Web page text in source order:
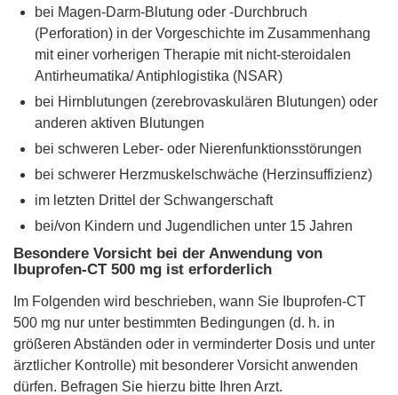
bei Magen-Darm-Blutung oder -Durchbruch
(Perforation) in der Vorgeschichte im Zusammenhang
mit einer vorherigen Therapie mit nicht-steroidalen
Antirheumatika/ Antiphlogistika (NSAR)
bei Hirnblutungen (zerebrovaskulären Blutungen) oder
anderen aktiven Blutungen
bei schweren Leber- oder Nierenfunktionsstörungen
bei schwerer Herzmuskelschwäche (Herzinsuffizienz)
im letzten Drittel der Schwangerschaft
bei/von Kindern und Jugendlichen unter 15 Jahren
Besondere Vorsicht bei der Anwendung von
Ibuprofen-CT 500 mg ist erforderlich
Im Folgenden wird beschrieben, wann Sie Ibuprofen-CT
500 mg nur unter bestimmten Bedingungen (d. h. in
größeren Abständen oder in verminderter Dosis und unter
ärztlicher Kontrolle) mit besonderer Vorsicht anwenden
dürfen. Befragen Sie hierzu bitte Ihren Arzt.